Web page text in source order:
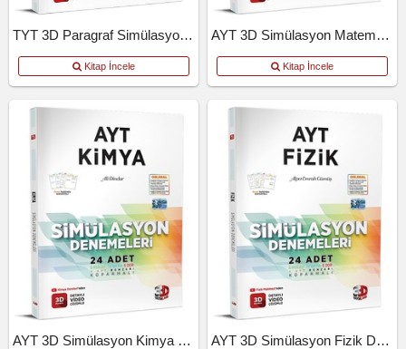
TYT 3D Paragraf Simülasyon Denemeleri
Kitap İncele
AYT 3D Simülasyon Matematik Denemeleri
Kitap İncele
AYT 3D Simülasyon Kimya Denemeleri AYT 3D Simülasyon Fizik Denemeleri